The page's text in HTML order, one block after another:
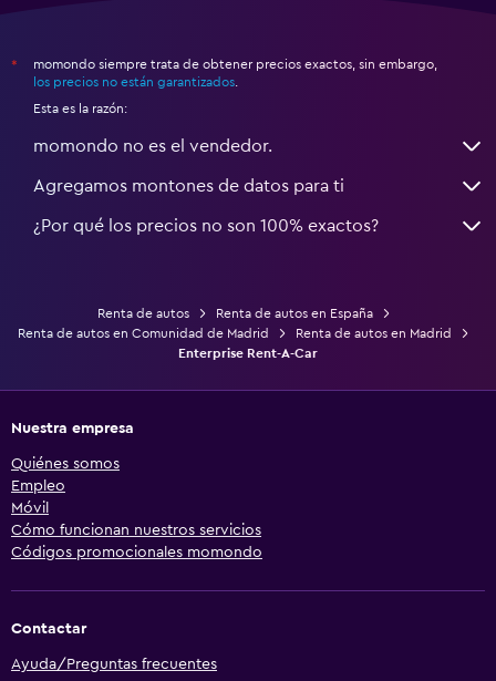
*
momondo siempre trata de obtener precios exactos, sin embargo,
los precios no están garantizados.
Esta es la razón:
momondo no es el vendedor.
Agregamos montones de datos para ti
¿Por qué los precios no son 100% exactos?
Renta de autos
Renta de autos en España
Renta de autos en Comunidad de Madrid
Renta de autos en Madrid
Enterprise Rent-A-Car
Nuestra empresa
Quiénes somos
Empleo
Móvil
Cómo funcionan nuestros servicios
Códigos promocionales momondo
Contactar
Ayuda/Preguntas frecuentes